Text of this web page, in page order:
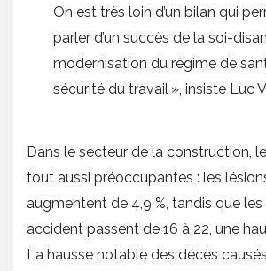
On est très loin d’un bilan qui
parler d’un succès de la soi-
modernisation du régime de
sécurité du travail », insiste Luc
Dans le secteur de la construction,
tout aussi préoccupantes : les
augmentent de 4,9 %, tandis que
accident passent de 16 à 22, une
La hausse notable des décès